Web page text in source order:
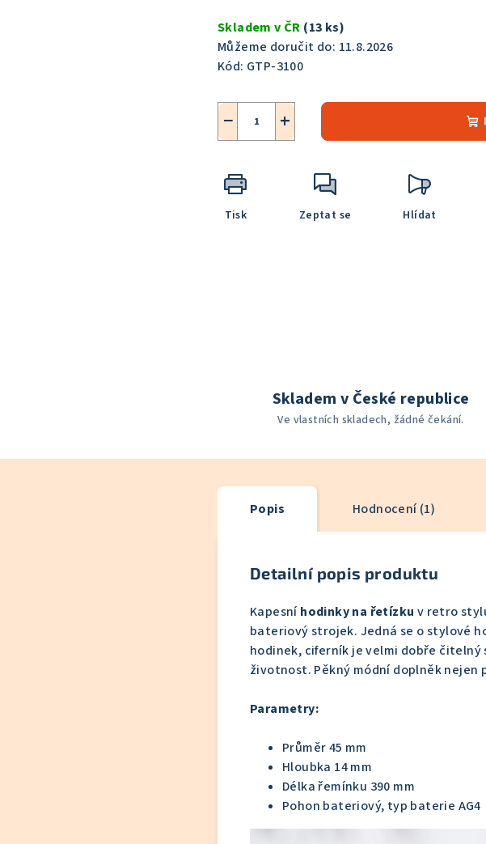
cena:
Skladem v ČR (13 ks)
Můžeme doručit do: 11.8.2026
Kód: GTP-3100
+
−
Tisk Zeptat se Hlídat
Skladem v České republice
Ve vlastních skladech, žádné čekání.
Popis Hodnocení (1)
Detailní popis produktu
Kapesníhodinky na řetízku v retro
bateriový strojek. Jedná se o stylové
hodinek, ciferník je velmi dobře
životnost. Pěkný módní doplněk nejen
Parametry:
Průměr 45 mm
Hloubka 14 mm
Délka řemínku 390 mm
Pohon bateriový, typ baterie AG4